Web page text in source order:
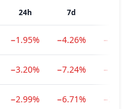
24h 7d
−1.95% −4.26%
−3.20% −7.24%
−2.99% −6.71%